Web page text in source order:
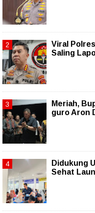
Viral
Saling
Meriah,
guro Aron
Didukung
Sehat